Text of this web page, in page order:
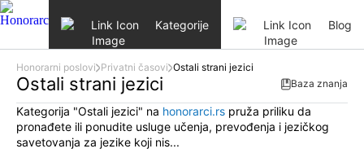
Skip to content
Kategorije
Blog
Honorarni poslovi Privatni časovi Ostali strani jezici
Ostali strani jezici Baza znanja
Kategorija "Ostali jezici" na honorarci.rs pruža priliku da
pronađete ili ponudite usluge učenja, prevođenja i jezičkog
savetovanja za jezike koji nis...